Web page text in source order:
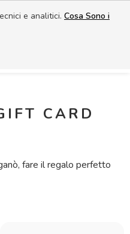
e analitici. Cosa Sono i
CARD
fare il regalo perfetto